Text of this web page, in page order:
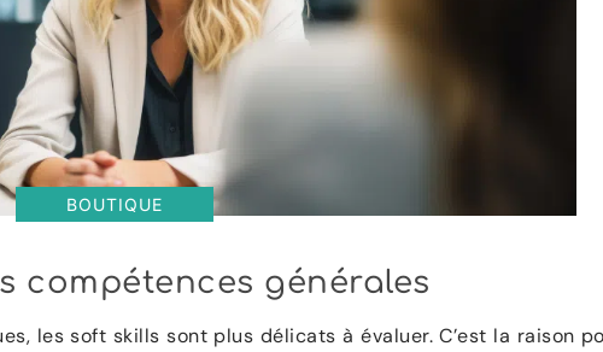
BOUTIQUE
compétences générales
les soft skills sont plus délicats à évaluer. C’est la raison